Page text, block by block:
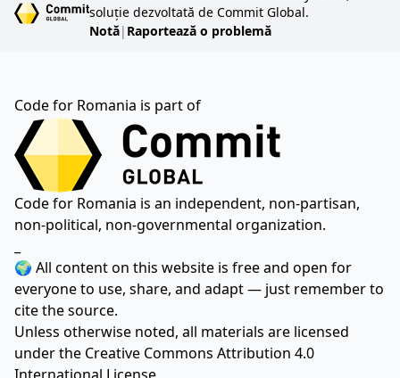
soluție dezvoltată de Commit Global.
Notă| Raportează o problemă
Code for Romania is part of
Code for Romania is an independent, non-partisan,
non-political, non-governmental organization.
🌍 All content on this website is free and open for
everyone to use, share, and adapt — just remember to
cite the source.
Unless otherwise noted, all materials are licensed
under the Creative Commons Attribution 4.0